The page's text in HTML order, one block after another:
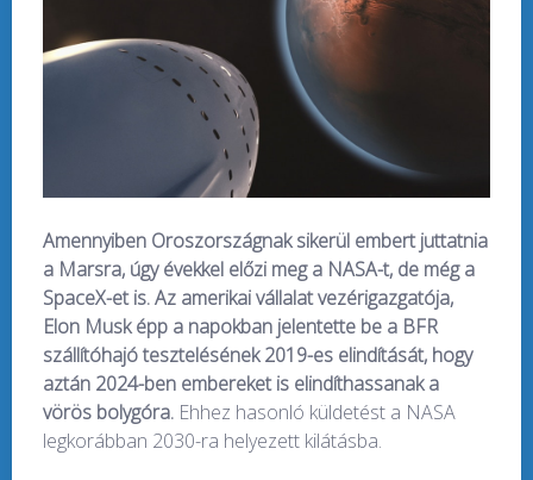
Amennyiben Oroszországnak sikerül embert juttatnia
a Marsra, úgy évekkel előzi meg a NASA-t, de még a
SpaceX-et is. Az amerikai vállalat vezérigazgatója,
Elon Musk épp a napokban jelentette be a BFR
szállítóhajó tesztelésének 2019-es elindítását, hogy
aztán 2024-ben embereket is elindíthassanak a
vörös bolygóra. Ehhez hasonló küldetést a NASA
legkorábban 2030-ra helyezett kilátásba.